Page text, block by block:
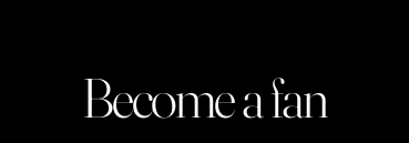
Become a fan